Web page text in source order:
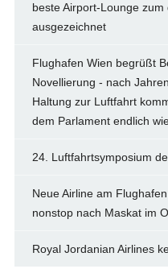
beste Airport-Lounge
ausgezeichnet
Flughafen Wien begrüßt
Novellierung - nach
Haltung zur Luftfahrt
dem Parlament endlich
24. Luftfahrtsymposium
Neue Airline am
nonstop nach Maskat im
Royal Jordanian Airlines